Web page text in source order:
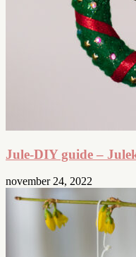
Jule-DIY guide –
november 24, 2022